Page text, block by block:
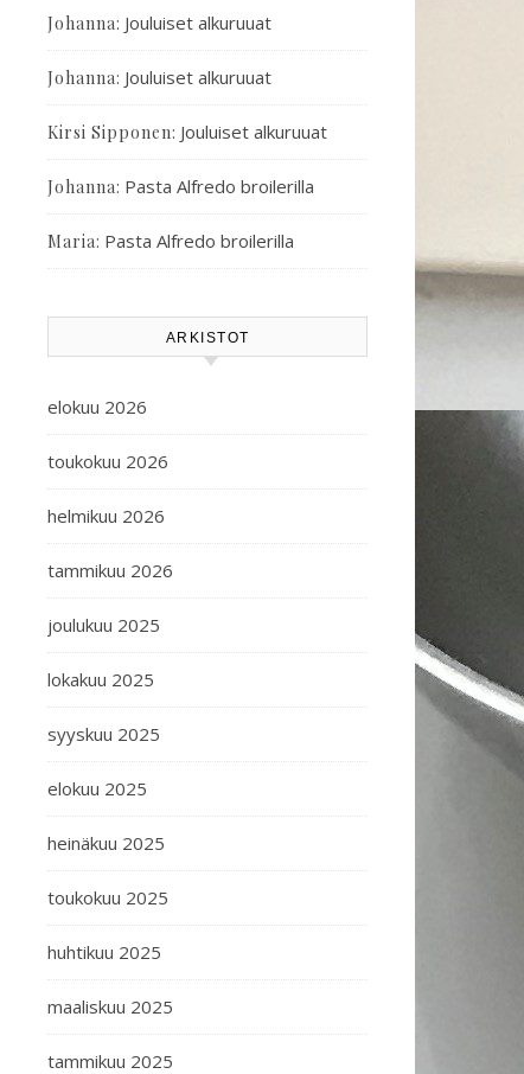
Johanna: Jouluiset alkuruuat
Johanna: Jouluiset alkuruuat
Kirsi Sipponen: Jouluiset alkuruuat
Johanna: Pasta Alfredo broilerilla
Maria: Pasta Alfredo broilerilla
ARKISTOT
elokuu 2026
toukokuu 2026
helmikuu 2026
tammikuu 2026
joulukuu 2025
lokakuu 2025
syyskuu 2025
elokuu 2025
heinäkuu 2025
toukokuu 2025
huhtikuu 2025
maaliskuu 2025
tammikuu 2025